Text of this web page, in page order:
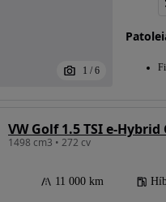
1 / 6
VW Golf 1.5 TSI e-Hybrid
1498 cm3 • 272 cv
11 000 km